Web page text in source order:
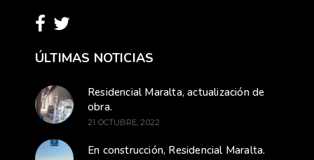
ÚLTIMAS NOTICIAS
Residencial Maralta, actualización de
obra.
21 OCTUBRE, 2022
En construcción, Residencial Maralta.